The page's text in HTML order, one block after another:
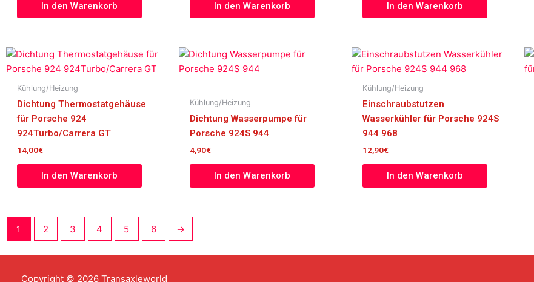
In den Warenkorb In den Warenkorb In den Warenkorb
Kühlung/Heizung
Dichtung Thermostatgehäuse
für Porsche 924
924Turbo/Carrera GT
14,00€
In den Warenkorb
Kühlung/Heizung
Dichtung Wasserpumpe für
Porsche 924S 944
4,90€
In den Warenkorb
Kühlung/Heizung
Einschraubstutzen
Wasserkühler für Porsche 924S
944 968
12,90€
In den Warenkorb
1 2 3 4 5 6 →
Copyright © 2026 Transaxleworld